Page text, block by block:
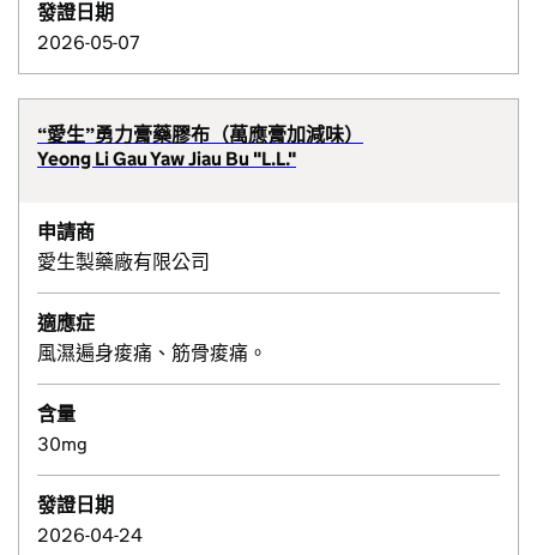
發證日期
2026-05-07
“愛生”勇力膏藥膠布（萬應膏加減味）
Yeong Li Gau Yaw Jiau Bu "L.L."
申請商
愛生製藥廠有限公司
適應症
風濕遍身痠痛、筋骨痠痛。
含量
30mg
發證日期
2026-04-24